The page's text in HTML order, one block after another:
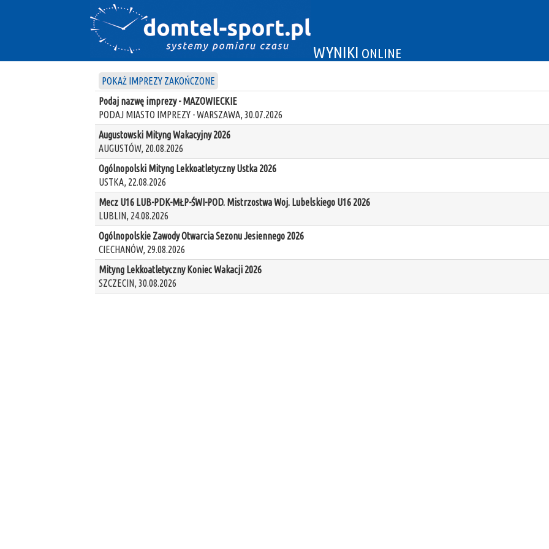
WYNIKI ONLINE
POKAŻ IMPREZY ZAKOŃCZONE
Podaj nazwę imprezy - MAZOWIECKIE
PODAJ MIASTO IMPREZY - WARSZAWA, 30.07.2026
Augustowski Mityng Wakacyjny 2026
AUGUSTÓW, 20.08.2026
Ogólnopolski Mityng Lekkoatletyczny Ustka 2026
USTKA, 22.08.2026
Mecz U16 LUB-PDK-MŁP-ŚWI-POD. Mistrzostwa Woj. Lubelskiego U16 2026
LUBLIN, 24.08.2026
Ogólnopolskie Zawody Otwarcia Sezonu Jesiennego 2026
CIECHANÓW, 29.08.2026
Mityng Lekkoatletyczny Koniec Wakacji 2026
SZCZECIN, 30.08.2026